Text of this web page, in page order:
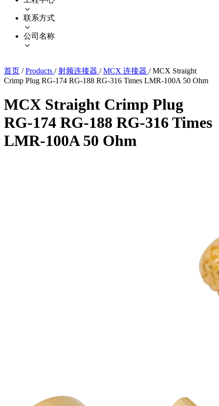
联系方式
公司名称
首页 / Products / 射频连接器 / MCX 连接器 / MCX Straight
Crimp Plug RG-174 RG-188 RG-316 Times LMR-100A 50 Ohm
MCX Straight Crimp Plug
RG-174 RG-188 RG-316 Times
LMR-100A 50 Ohm